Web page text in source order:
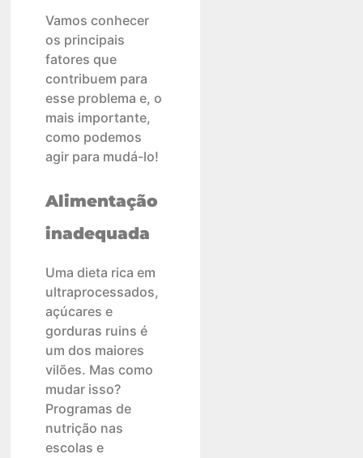
Vamos conhecer
os principais
fatores que
contribuem para
esse problema e, o
mais importante,
como podemos
agir para mudá-lo!
Alimentação
inadequada
Uma dieta rica em
ultraprocessados,
açúcares e
gorduras ruins é
um dos maiores
vilões. Mas como
mudar isso?
Programas de
nutrição nas
escolas e